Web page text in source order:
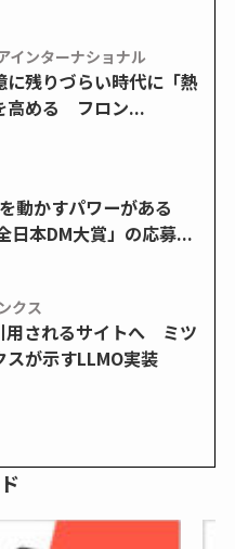
インターナショナル
に残りづらい時代に「熱
高める フロン...
動かすパワーがある
日本DM大賞」の応募...
クス
用されるサイトへ ミツ
スが示すLLMO実装